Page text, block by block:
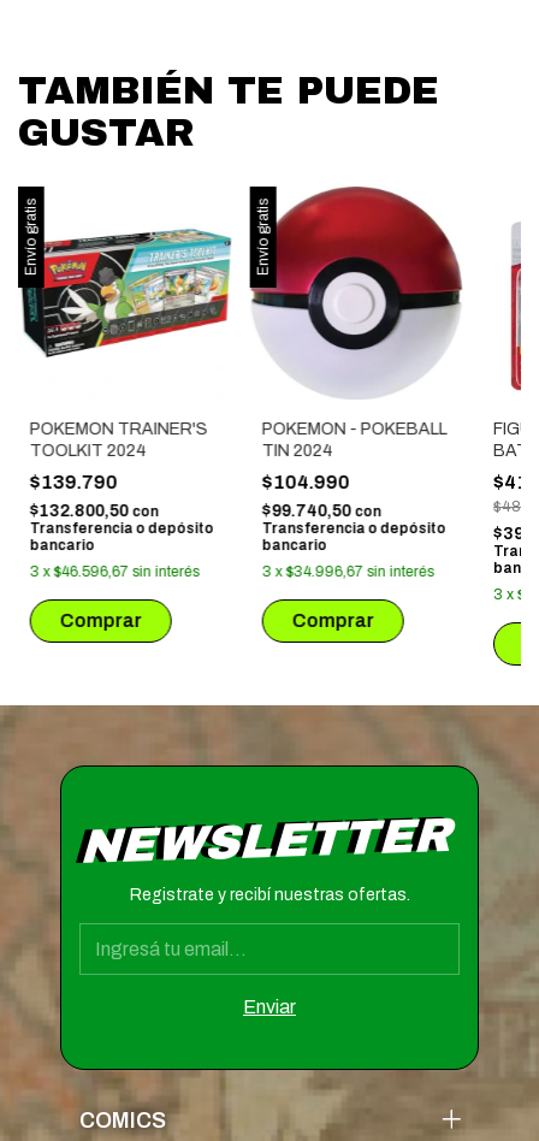
TAMBIÉN TE PUEDE
GUSTAR
Envío gratis
POKEMON TRAINER'S
TOOLKIT 2024
$139.790
$132.800,50 con
Transferencia o depósito
bancario
3 x$46.596,67 sin interés
Envío gratis
POKEMON - POKEBALL
TIN 2024
$104.990
$99.740,50 con
Transferencia o depósito
bancario
3 x$34.996,67 sin interés
+
3 x
NEWSLETTER
Registrate y recibí nuestras ofertas.
COMICS